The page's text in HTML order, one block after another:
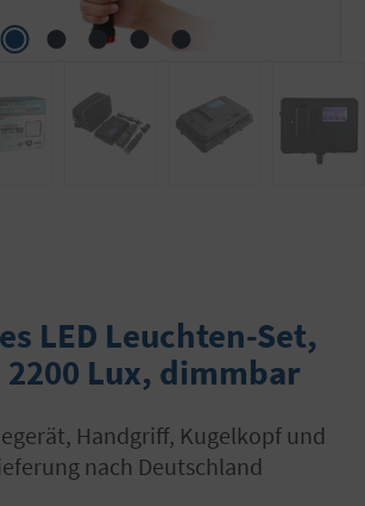
LED Leuchten-Set,
2200 Lux, dimmbar
nach Deutschland